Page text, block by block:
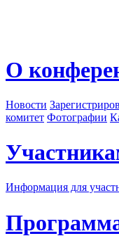
О
Новости
комитет Фотографии
Информация для